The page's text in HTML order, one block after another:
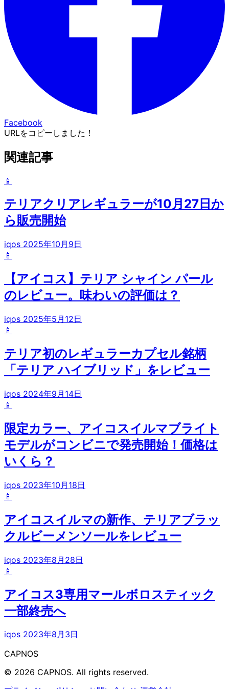
Facebook
URLをコピーしました！
関連記事
📱
テリアクリアレギュラーが10月27日か
ら販売開始
iqos 2025年10月9日
📱
【アイコス】テリア シャイン パール
のレビュー。味わいの評価は？
iqos 2025年5月12日
📱
テリア初のレギュラーカプセル銘柄
「テリア ハイブリッド」をレビュー
iqos 2024年9月14日
📱
限定カラー、アイコスイルマブライト
モデルがコンビニで発売開始！価格は
いくら？
iqos 2023年10月18日
📱
アイコスイルマの新作、テリアブラッ
クルビーメンソールをレビュー
iqos 2023年8月28日
📱
アイコス3専用マールボロスティック
一部終売へ
iqos 2023年8月3日
CAPNOS
© 2026 CAPNOS. All rights reserved.